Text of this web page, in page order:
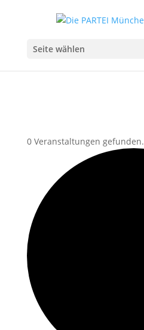
Seite wählen
0 Veranstaltungen gefunden.